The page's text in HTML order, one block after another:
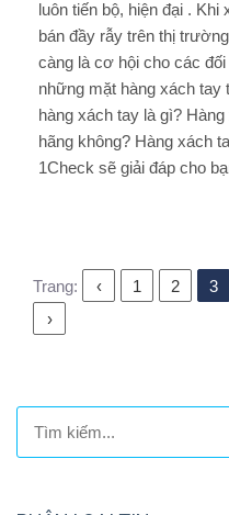
luôn tiến bộ, hiện đại .
bán đầy rẫy trên thị
càng là cơ hội cho các
những mặt hàng xách
hàng xách tay là gì?
hãng không? Hàng xách
1Check sẽ giải đáp cho
Trang: ‹ 1 2 3
›